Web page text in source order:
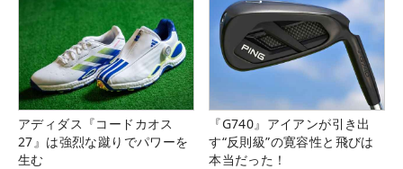
アディダス『コードカオス
27』は強烈な蹴りでパワーを
生む
『G740』アイアンが引き出
す“反則級”の寛容性と飛びは
本当だった！